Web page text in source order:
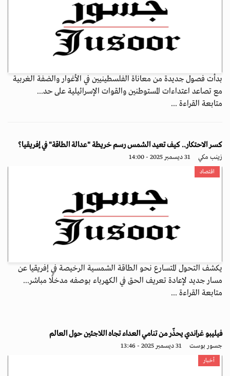
بدأت فصول جديدة من معاناة الفلسطينيين في الأغوار والضفة الغربية
مع تصاعد اعتداءات المستوطنين والقوات الإسرائيلية على حد...
متابعة القراءة ...
كسر الاحتكار.. كيف تعيد الشمس رسم خريطة "عدالة الطاقة" في إفريقيا؟
زينب مكي 31 ديسمبر 2025 - 14:00
اقتصاد
يكشف التحول المتسارع نحو الطاقة الشمسية الرخيصة في إفريقيا عن
مسار جديد لإعادة تعريف الحق في الكهرباء بوصفه مدخلًا مباشر...
متابعة القراءة ...
فيليبو غراندي يحذّر من تنامي العداء تجاه اللاجئين حول العالم
جسور بوست 31 ديسمبر 2025 - 13:46
أخبار